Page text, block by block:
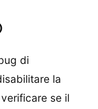
di
la
se il